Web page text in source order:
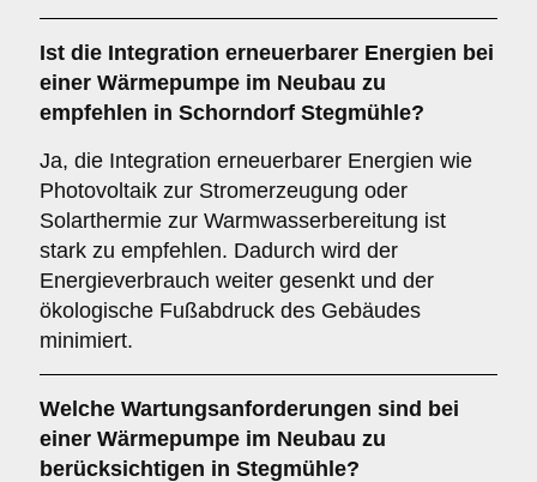
Ist die Integration erneuerbarer Energien bei
einer Wärmepumpe im Neubau zu
empfehlen in Schorndorf Stegmühle?
Ja, die Integration erneuerbarer Energien wie
Photovoltaik zur Stromerzeugung oder
Solarthermie zur Warmwasserbereitung ist
stark zu empfehlen. Dadurch wird der
Energieverbrauch weiter gesenkt und der
ökologische Fußabdruck des Gebäudes
minimiert.
Welche Wartungsanforderungen sind bei
einer Wärmepumpe im Neubau zu
berücksichtigen in Stegmühle?